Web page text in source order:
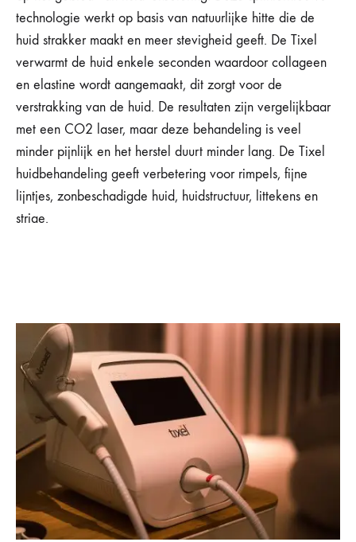
technologie werkt op basis van natuurlijke hitte die de
huid strakker maakt en meer stevigheid geeft. De Tixel
verwarmt de huid enkele seconden waardoor collageen
en elastine wordt aangemaakt, dit zorgt voor de
verstrakking van de huid. De resultaten zijn vergelijkbaar
met een CO2 laser, maar deze behandeling is veel
minder pijnlijk en het herstel duurt minder lang. De Tixel
huidbehandeling geeft verbetering voor rimpels, fijne
lijntjes, zonbeschadigde huid, huidstructuur, littekens en
striae.